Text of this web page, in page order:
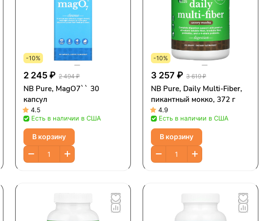
-10%
2 245 ₽ 2 494 ₽
NB Pure, MagO7`` 30
капсул
4.5
Есть в наличии в США
В корзину
-10%
3 257 ₽ 3 619 ₽
NB Pure, Daily Multi-Fiber,
пикантный мокко, 372 г
4.9
Есть в наличии в США
В корзину